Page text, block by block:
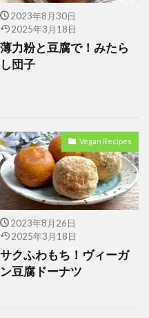
2023年8月30日
2025年3月18日
薄力粉と豆腐で！みたら
し団子
Vegan Recipes
2023年8月26日
2025年3月18日
サクふわもち！ヴィーガ
ン豆腐ドーナツ
スイートポテト
セブン 冷やしみたらし
セブン−イレブン
vegan nuggets
お絵かき
ちゃスイーツ
ョコ
冷やしみたらし
やわらかい